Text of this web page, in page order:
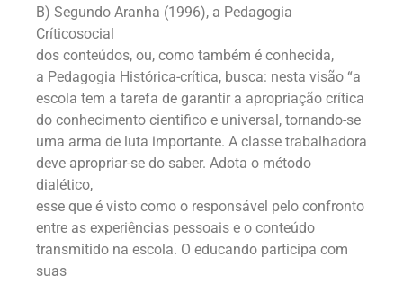
B) Segundo Aranha (1996), a Pedagogia
Críticosocial
dos conteúdos, ou, como também é conhecida,
a Pedagogia Histórica-crítica, busca: nesta visão “a
escola tem a tarefa de garantir a apropriação crítica
do conhecimento cientifico e universal, tornando-se
uma arma de luta importante. A classe trabalhadora
deve apropriar-se do saber. Adota o método
dialético,
esse que é visto como o responsável pelo confronto
entre as experiências pessoais e o conteúdo
transmitido na escola. O educando participa com
suas